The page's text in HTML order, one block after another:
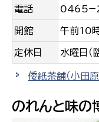
電話
開館 午前10
定休日 水曜日（
倭紙茶舗（小田原
のれんと味の